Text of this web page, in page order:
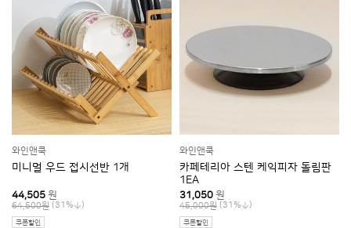
사다리차 및 엘리베이터 사용 시 발생하는 비용 및 단순변심에 의한
반품/교환 왕복배송비는 고객님께서 부담해주셔야 합니다.
반품/환불
지정택배사 로젠택배
교환배송비 3,500원 (편도)
보내실 곳 (46780) 경기도 이천시 창전동 158-11 3층 와인앤쿡
상품페이지에 반품/환불/AS에 관한 브랜드 기준이 있는 경우에는 해
당 내용이 본 항목을 우선하여 적용됩니다.
와인앤쿡
미니멀 우드 접시선반 1개
44,505 원
64,500원 (31% )
쿠폰할인
와인앤쿡
카페테리아 스텐 케익피자 돌림판
1EA
31,050 원
45,000원 (31% )
쿠폰할인